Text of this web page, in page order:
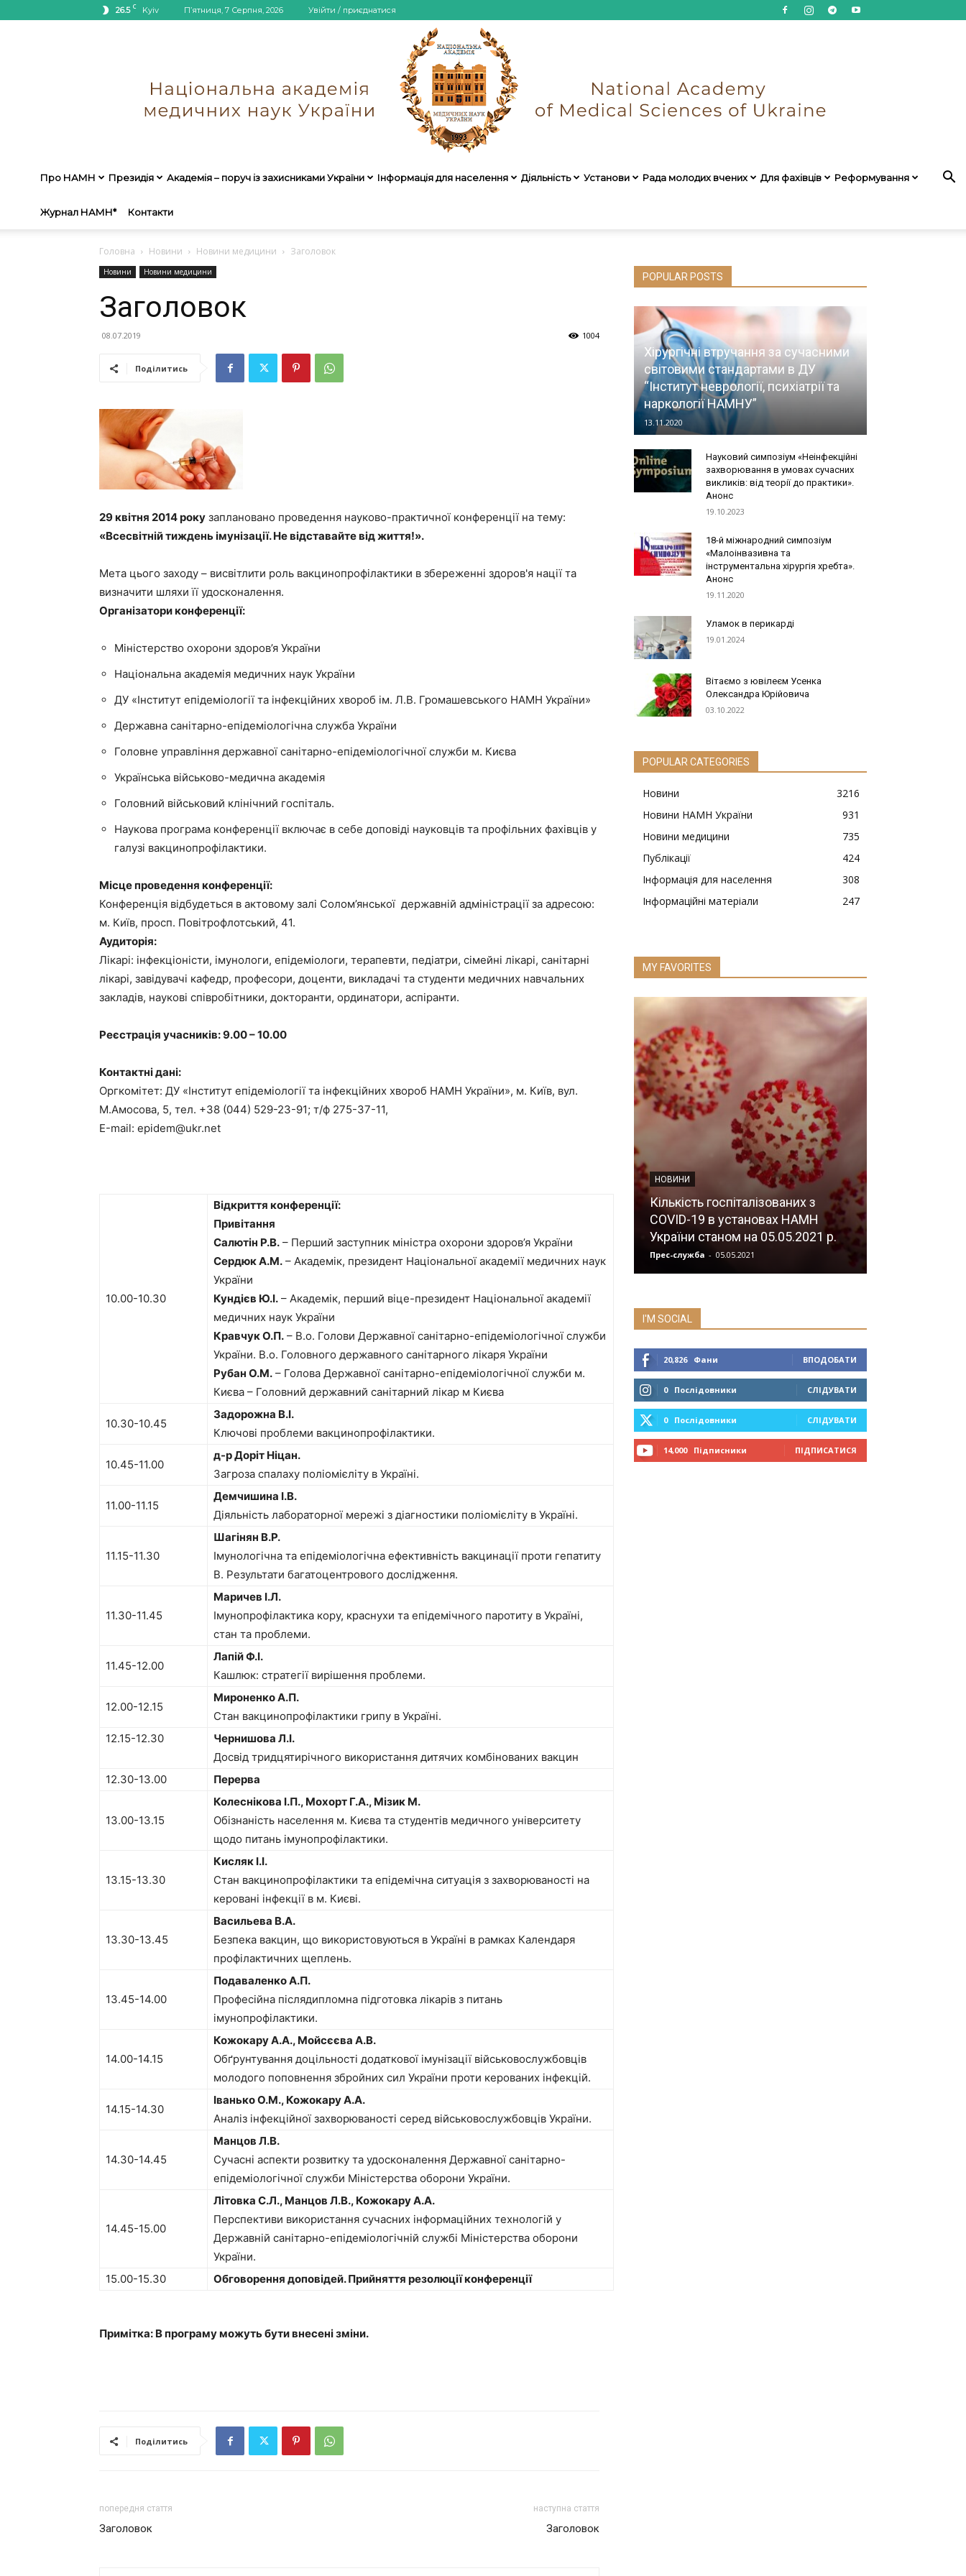
26.5 C Kyiv П’ятниця, 7 Серпня, 2026 Увійти / приєднатися
Про НАМН Президія Академія – поруч із захисниками України Інформація для населення Діяльність Установи Рада молодих вчених Для фахівців Реформування
Журнал НАМН* Контакти
Головна Новини Новини медицини Заголовок
Новини Новини медицини
Заголовок
08.07.2019 1004
Поділитись
29 квітня 2014 року заплановано проведення науково-практичної конференції на тему:
«Всесвітній тиждень імунізації. Не відставайте від життя!».
Мета цього заходу – висвітлити роль вакцинопрофілактики в збереженні здоров'я нації та
визначити шляхи її удосконалення.
Організатори конференції:
Міністерство охорони здоров’я України
Національна академія медичних наук України
ДУ «Інститут епідеміології та інфекційних хвороб ім. Л.В. Громашевського НАМН України»
Державна санітарно-епідеміологічна служба України
Головне управління державної санітарно-епідеміологічної служби м. Києва
Українська військово-медична академія
Головний військовий клінічний госпіталь.
Наукова програма конференції включає в себе доповіді науковців та профільних фахівців у
галузі вакцинопрофілактики.
Місце проведення конференції:
Конференція відбудеться в актовому залі Солом’янської державній адміністрації за адресою:
м. Київ, просп. Повітрофлотський, 41.
Аудиторія:
Лікарі: інфекціоністи, імунологи, епідеміологи, терапевти, педіатри, сімейні лікарі, санітарні
лікарі, завідувачі кафедр, професори, доценти, викладачі та студенти медичних навчальних
закладів, наукові співробітники, докторанти, ординатори, аспіранти.
Реєстрація учасників: 9.00 – 10.00
Контактні дані:
Оргкомітет: ДУ «Інститут епідеміології та інфекційних хвороб НАМН України», м. Київ, вул.
М.Амосова, 5, тел. +38 (044) 529-23-91; т/ф 275-37-11,
Е-mail: epidem@ukr.net
10.00-10.30
Відкриття конференції:
Привітання
Салютін Р.В. – Перший заступник міністра охорони здоров’я України
Сердюк А.М. – Академік, президент Національної академії медичних наук
України
Кундієв Ю.І. – Академік, перший віце-президент Національної академії
медичних наук України
Кравчук О.П. – В.о. Голови Державної санітарно-епідеміологічної служби
України. В.о. Головного державного санітарного лікаря України
Рубан О.М. – Голова Державної санітарно-епідеміологічної служби м.
Києва – Головний державний санітарний лікар м Києва
10.30-10.45
Задорожна В.І.
Ключові проблеми вакцинопрофілактики.
10.45-11.00
д-р Доріт Ніцан.
Загроза спалаху поліомієліту в Україні.
11.00-11.15
Демчишина І.В.
Діяльність лабораторної мережі з діагностики поліомієліту в Україні.
11.15-11.30
Шагінян В.Р.
Імунологічна та епідеміологічна ефективність вакцинації проти гепатиту
В. Результати багатоцентрового дослідження.
11.30-11.45
Маричев І.Л.
Імунопрофілактика кору, краснухи та епідемічного паротиту в Україні,
стан та проблеми.
11.45-12.00
Лапій Ф.І.
Кашлюк: стратегії вирішення проблеми.
12.00-12.15
Мироненко А.П.
Стан вакцинопрофілактики грипу в Україні.
12.15-12.30
Чернишова Л.І.
Досвід тридцятирічного використання дитячих комбінованих вакцин
12.30-13.00
Перерва
13.00-13.15
Колеснікова І.П., Мохорт Г.А., Мізик М.
Обізнаність населення м. Києва та студентів медичного університету
щодо питань імунопрофілактики.
13.15-13.30
Кисляк І.І.
Стан вакцинопрофілактики та епідемічна ситуація з захворюваності на
керовані інфекції в м. Києві.
13.30-13.45
Васильева В.А.
Безпека вакцин, що використовуються в Україні в рамках Календаря
профілактичних щеплень.
13.45-14.00
Подаваленко А.П.
Професійна післядипломна підготовка лікарів з питань
імунопрофілактики.
14.00-14.15
Кожокару А.А., Мойсєєва А.В.
Обґрунтування доцільності додаткової імунізації військовослужбовців
молодого поповнення збройних сил України проти керованих інфекцій.
14.15-14.30
Іванько О.М., Кожокару А.А.
Аналіз інфекційної захворюваності серед військовослужбовців України.
14.30-14.45
Манцов Л.В.
Сучасні аспекти розвитку та удосконалення Державної санітарно-
епідеміологічної служби Міністерства оборони України.
14.45-15.00
Літовка С.Л., Манцов Л.В., Кожокару А.А.
Перспективи використання сучасних інформаційних технологій у
Державній санітарно-епідеміологічній службі Міністерства оборони
України.
15.00-15.30
Обговорення доповідей. Прийняття резолюції конференції
Примітка: В програму можуть бути внесені зміни.
Поділитись
попередня стаття
Заголовок
наступна стаття
Заголовок
POPULAR POSTS
Хірургічні втручання за сучасними
світовими стандартами в ДУ
“Інститут неврології, психіатрії та
наркології НАМНУ”
13.11.2020
Науковий симпозіум «Неінфекційні
захворювання в умовах сучасних
викликів: від теорії до практики».
Анонс
19.10.2023
18-й міжнародний симпозіум
«Малоінвазивна та
інструментальна хірургія хребта».
Анонс
19.11.2020
Уламок в перикарді
19.01.2024
Вітаємо з ювілеєм Усенка
Олександра Юрійовича
03.10.2022
POPULAR CATEGORIES
Новини
3216
Новини НАМН України
931
Новини медицини
735
Публікації
424
Інформація для населення
308
Інформаційні матеріали
247
MY FAVORITES
НОВИНИ
Кількість госпіталізованих з
COVID-19 в установах НАМН
України станом на 05.05.2021 р.
Прес-служба - 05.05.2021
I'M SOCIAL
20,826 Фани ВПОДОБАТИ
0 Послідовники СЛІДУВАТИ
0 Послідовники СЛІДУВАТИ
14,000 Підписники ПІДПИСАТИСЯ